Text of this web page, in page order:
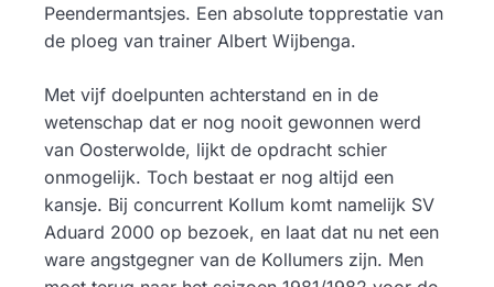
Peendermantsjes. Een absolute topprestatie van
de ploeg van trainer Albert Wijbenga.
Met vijf doelpunten achterstand en in de
wetenschap dat er nog nooit gewonnen werd
van Oosterwolde, lijkt de opdracht schier
onmogelijk. Toch bestaat er nog altijd een
kansje. Bij concurrent Kollum komt namelijk SV
Aduard 2000 op bezoek, en laat dat nu net een
ware angstgegner van de Kollumers zijn. Men